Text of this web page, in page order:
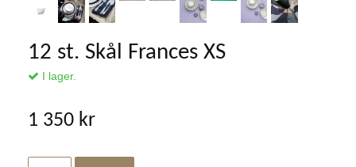
12 st. Skål Frances XS
I lager.
1 350 kr